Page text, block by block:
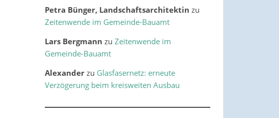
Petra Bünger, Landschaftsarchitektin zu
Zeitenwende im Gemeinde-Bauamt
Lars Bergmann zu Zeitenwende im
Gemeinde-Bauamt
Alexanderzu Glasfasernetz: erneute
Verzögerung beim kreisweiten Ausbau